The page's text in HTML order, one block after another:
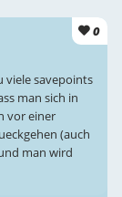
0
viele savepoints
man sich in
vor einer
(auch
man wird